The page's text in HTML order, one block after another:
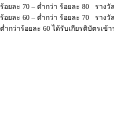
ร้อยละ 70 – ต่ำกว่า ร้อยละ 80 รางวั
ร้อยละ 60 – ต่ำกว่า ร้อยละ 70 ราง
ต่ำกว่าร้อยละ 60 ได้รับเกียรติบัตรเข้